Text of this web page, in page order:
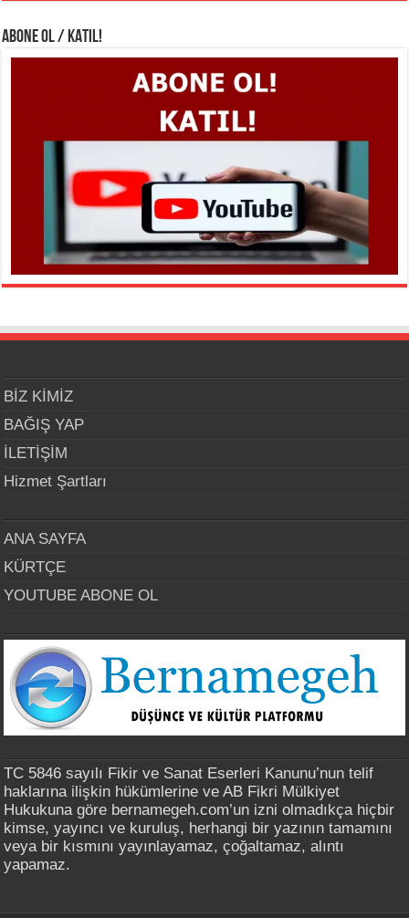
ABONE OL / KATIL!
BİZ KİMİZ
BAĞIŞ YAP
İLETİŞİM
Hizmet Şartları
ANA SAYFA
KÜRTÇE
YOUTUBE ABONE OL
TC 5846 sayılı Fikir ve Sanat Eserleri Kanunu’nun telif
haklarına ilişkin hükümlerine ve AB Fikri Mülkiyet
Hukukuna göre bernamegeh.com’un izni olmadıkça hiçbir
kimse, yayıncı ve kuruluş, herhangi bir yazının tamamını
veya bir kısmını yayınlayamaz, çoğaltamaz, alıntı
yapamaz.